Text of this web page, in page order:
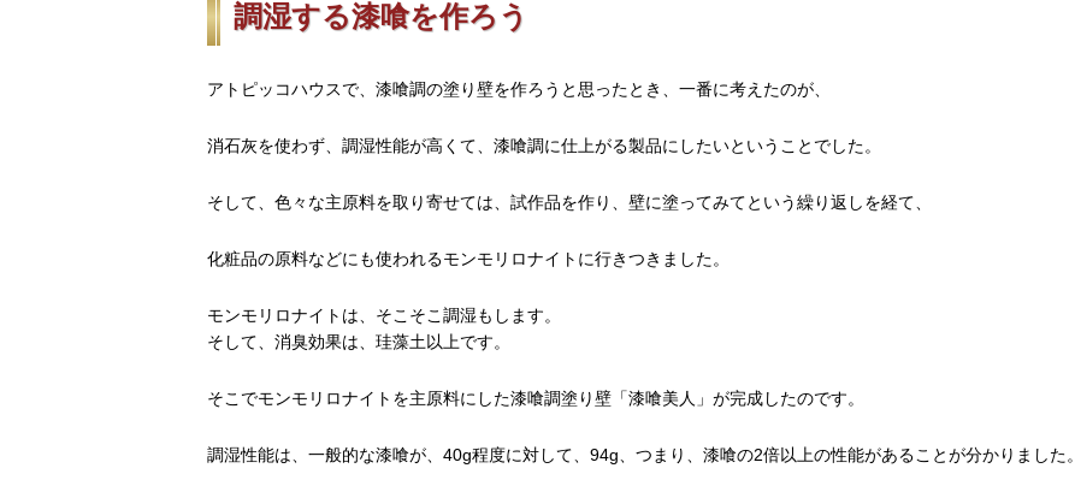
調湿する漆喰を作ろう
アトピッコハウスで、漆喰調の塗り壁を作ろうと思ったとき、一番に考えたのが、
消石灰を使わず、調湿性能が高くて、漆喰調に仕上がる製品にしたいということでした。
そして、色々な主原料を取り寄せては、試作品を作り、壁に塗ってみてという繰り返しを経て、
化粧品の原料などにも使われるモンモリロナイトに行きつきました。
モンモリロナイトは、そこそこ調湿もします。
そして、消臭効果は、珪藻土以上です。
そこでモンモリロナイトを主原料にした漆喰調塗り壁「漆喰美人」が完成したのです。
調湿性能は、一般的な漆喰が、40g程度に対して、94g、つまり、漆喰の2倍以上の性能があることが分かりました。